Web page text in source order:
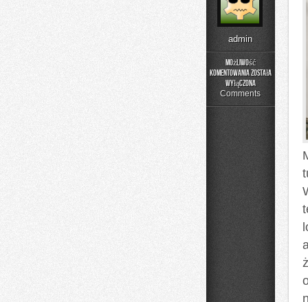
admin
Możliwość
komentowaniazostała
wyłączona
Comments